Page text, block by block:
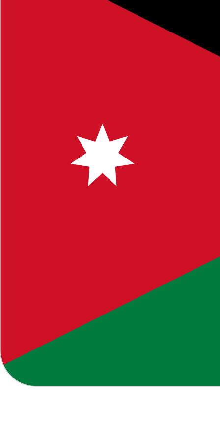
تهم المجتمع التعليمي والطلاب وأولياء الأمور.
محتوى يساعدك في اتخاذ قرارات مستنيرة.
للوصول إلى مواضيع محددة. نشجعكم على ترك تعليقاتكم
أي استفسار أو ملاحظة، لا تتردد في التواصل معنا.